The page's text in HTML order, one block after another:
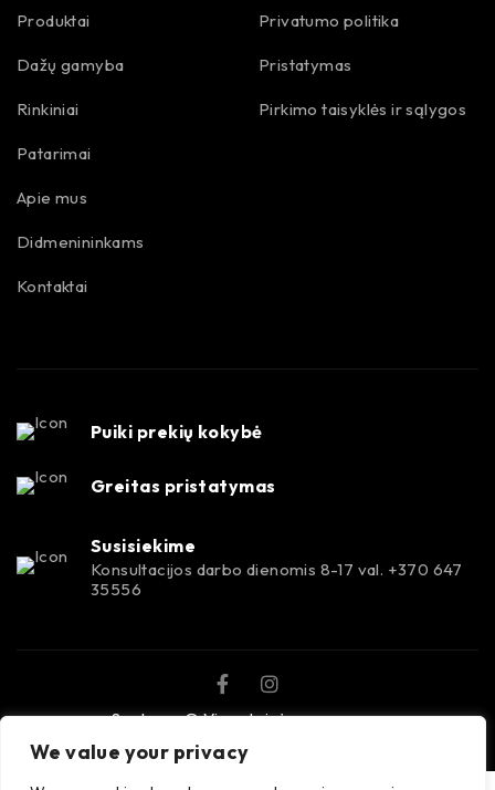
We value your privacy
Produktai
Dažų gamyba
Rinkiniai
Patarimai
Apie mus
Didmenininkams
Kontaktai
Privatumo politika
Pristatymas
Pirkimo taisyklės ir sąlygos
Puiki prekių kokybė
Greitas pristatymas
Susisiekime
Konsultacijos darbo dienomis 8-17 val. +370 647
35556
Spalvora © Visos teisės saugomos.